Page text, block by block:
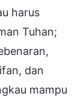
harus
Tuhan;
dan
mampu